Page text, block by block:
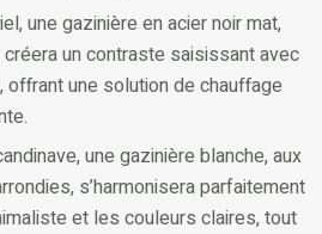
une gazinière en acier noir mat,
un contraste saisissant avec
une solution de chauffage
une gazinière blanche, aux
s’harmonisera parfaitement
et les couleurs claires, tout